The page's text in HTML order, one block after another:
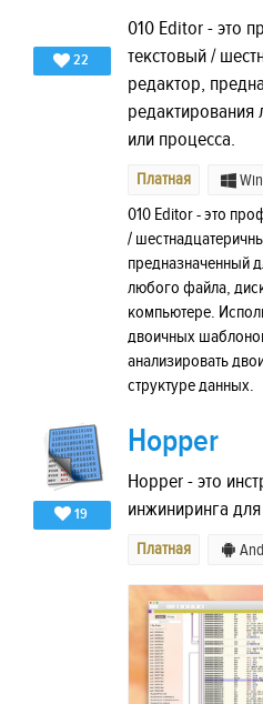
22
010 Editor - это
текстовый /
редактор,
или процесса.
Платная
010 Editor - это
/
предназначенный
любого файла,
компьютере.
двоичных
анализировать
структуре данных.
19
Hopper
Hopper - это
инжиниринга
Платная